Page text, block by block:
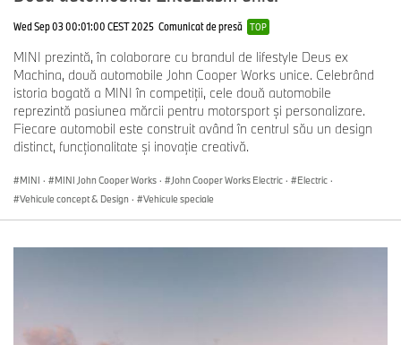
Wed Sep 03 00:01:00 CEST 2025 Comunicat de presă TOP
MINI prezintă, în colaborare cu brandul de lifestyle Deus ex
Machina, două automobile John Cooper Works unice. Celebrând
istoria bogată a MINI în competiţii, cele două automobile
reprezintă pasiunea mărcii pentru motorsport şi personalizare.
Fiecare automobil este construit având în centrul său un design
distinct, funcţionalitate şi inovaţie creativă.
MINI · MINI John Cooper Works · John Cooper Works Electric · Electric ·
Vehicule concept & Design · Vehicule speciale